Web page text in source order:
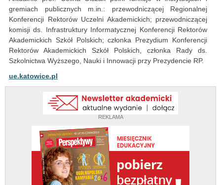
REKLAMA
gremiach publicznych m.in.: przewodniczącej Regionalnej
Konferencji Rektorów Uczelni Akademickich; przewodniczącej
komisji ds. Infrastruktury Informatycznej Konferencji Rektorów
Akademickich Szkół Polskich; członka Prezydium Konferencji
Rektorów Akademickich Szkół Polskich, członka Rady ds.
Szkolnictwa Wyższego, Nauki i Innowacji przy Prezydencie RP.
ue.katowice.pl